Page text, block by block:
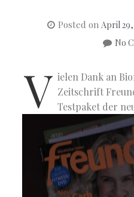
Posted on April 29,
No
V ielen Dank an
Zeitschrift
Testpaket der